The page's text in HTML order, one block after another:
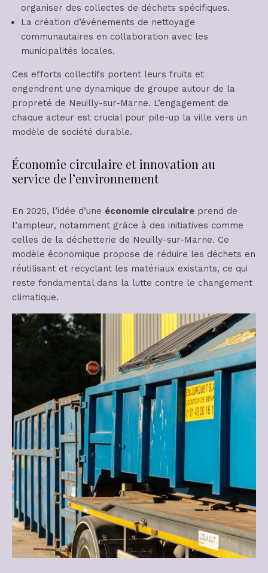
organiser des collectes de déchets spécifiques.
La création d’événements de nettoyage
communautaires en collaboration avec les
municipalités locales.
Ces efforts collectifs portent leurs fruits et
engendrent une dynamique de groupe autour de la
propreté de Neuilly-sur-Marne. L’engagement de
chaque acteur est crucial pour pile-up la ville vers un
modèle de société durable.
Économie circulaire et innovation au
service de l’environnement
En 2025, l’idée d’une économie circulaire prend de
l’ampleur, notamment grâce à des initiatives comme
celles de la déchetterie de Neuilly-sur-Marne. Ce
modèle économique propose de réduire les déchets en
réutilisant et recyclant les matériaux existants, ce qui
reste fondamental dans la lutte contre le changement
climatique.